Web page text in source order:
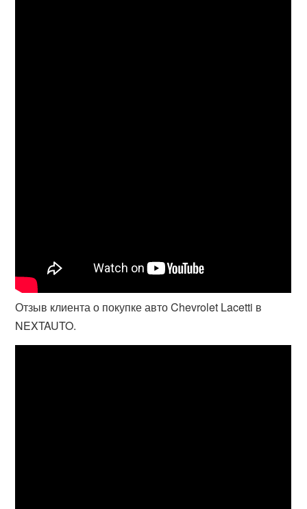
Отзыв клиента о покупке авто Chevrolet Lacetti в
NEXTAUTO.